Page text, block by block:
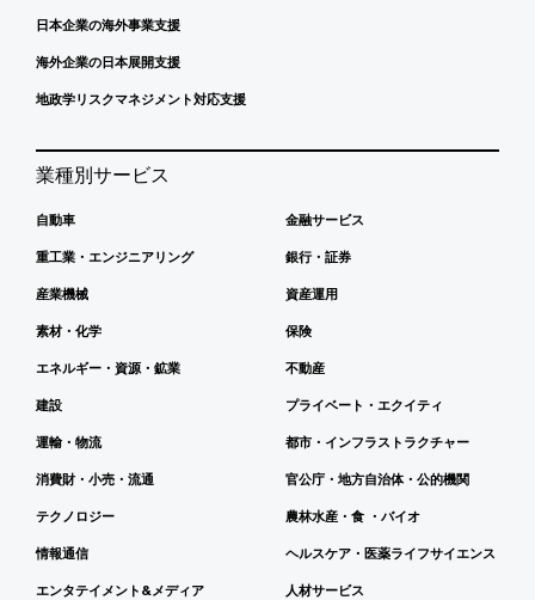
日本企業の海外事業支援
海外企業の日本展開支援
地政学リスクマネジメント対応支援
業種別サービス
自動車
重工業・エンジニアリング
産業機械
素材・化学
エネルギー・資源・鉱業
建設
運輸・物流
消費財・小売・流通
テクノロジー
情報通信
エンタテイメント&メディア
金融サービス
銀行・証券
資産運用
保険
不動産
プライベート・エクイティ
都市・インフラストラクチャー
官公庁・地方自治体・公的機関
農林水産・食 ・バイオ
ヘルスケア・医薬ライフサイエンス
人材サービス